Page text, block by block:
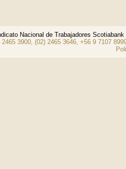
Nacional de Trabajadores
2465 3900, (02) 2465 3646, +56 9 7107